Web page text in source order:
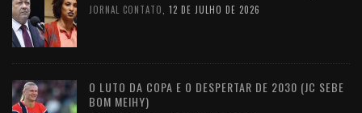
JORNAL CONTATO 12 DE JULHO DE 2026
O LUTO DA COPA E O DESPERTAR DE 2030 (JC SEBE
BOM MEIHY)